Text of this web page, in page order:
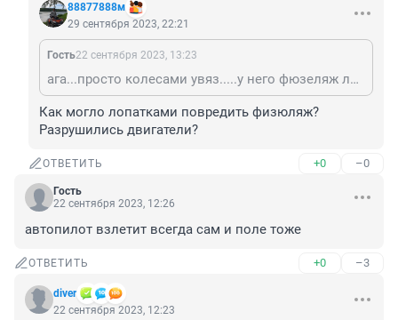
88877888м
29 сентября 2023, 22:21
Гость22 сентября 2023, 13:23
ага...просто колесами увяз.....у него фюзеляж лопатками посекло. Кабеля, силовые элементы перебило.
Как могло лопатками повредить физюляж?
Разрушились двигатели?
ОТВЕТИТЬ +0 –0
Гость
22 сентября 2023, 12:26
автопилот взлетит всегда сам и поле тоже
ОТВЕТИТЬ +0 –3
diver
22 сентября 2023, 12:23